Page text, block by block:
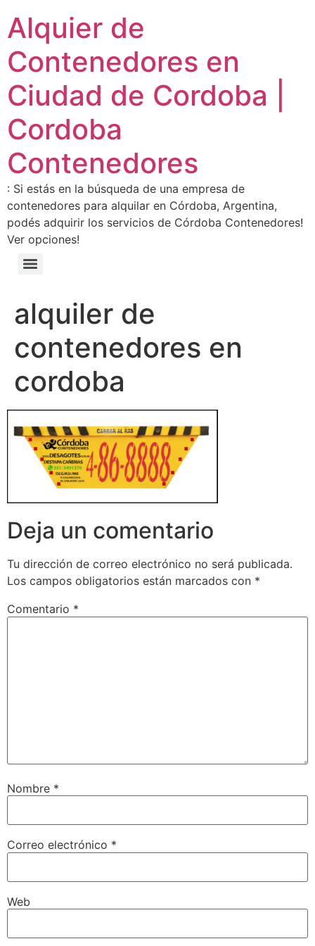
Alquier de
Contenedores en
Ciudad de Cordoba |
Cordoba
Contenedores
: Si estás en la búsqueda de una empresa de
contenedores para alquilar en Córdoba, Argentina,
podés adquirir los servicios de Córdoba Contenedores!
Ver opciones!
alquiler de
contenedores en
cordoba
Deja un comentario
Tu dirección de correo electrónico no será publicada.
Los campos obligatorios están marcados con *
Comentario *
Nombre *
Correo electrónico *
Web